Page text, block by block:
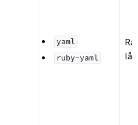
yaml
ruby-yaml